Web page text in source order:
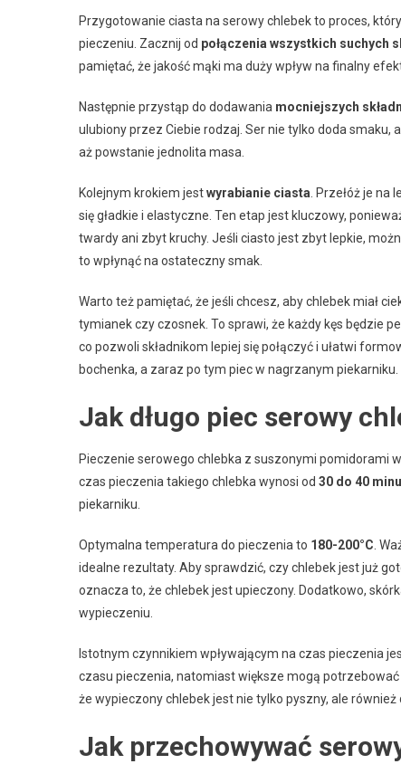
Przygotowanie ciasta na serowy chlebek to proces,
pieczeniu. Zacznij od połączenia wszystkich suchych
pamiętać, że jakość mąki ma duży wpływ na finalny
Następnie przystąp do dodawania mocniejszych
ulubiony przez Ciebie rodzaj. Ser nie tylko doda smaku,
aż powstanie jednolita masa.
Kolejnym krokiem jestwyrabianie ciasta . Przełóż je
się gładkie i elastyczne. Ten etap jest kluczowy,
twardy ani zbyt kruchy. Jeśli ciasto jest zbyt lepkie,
to wpłynąć na ostateczny smak.
Warto też pamiętać, że jeśli chcesz, aby chlebek miał
tymianek czy czosnek. To sprawi, że każdy kęs będzie
co pozwoli składnikom lepiej się połączyć i ułatwi
bochenka, a zaraz po tym piec w nagrzanym piekarniku.
Jak długo piec serowy
Pieczenie serowego chlebka z suszonymi pomidorami
czas pieczenia takiego chlebka wynosi od 30 do 40
piekarniku.
Optymalna temperatura do pieczenia to 180-200°C .
idealne rezultaty. Aby sprawdzić, czy chlebek jest już
oznacza to, że chlebek jest upieczony. Dodatkowo,
wypieczeniu.
Istotnym czynnikiem wpływającym na czas pieczenia
czasu pieczenia, natomiast większe mogą
że wypieczony chlebek jest nie tylko pyszny, ale również
Jak przechowywać